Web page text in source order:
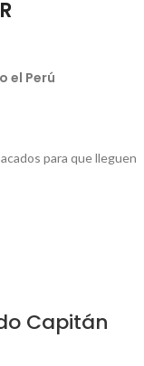
el Perú
para que lleguen
Capitán